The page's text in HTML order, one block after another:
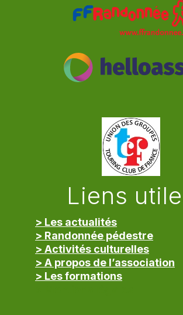
Liens
> Les actualités
> Randonnée pédestre
> Activités culturelles
> A propos de l’association
> Les formations